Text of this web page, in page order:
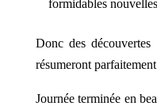
formidables
Donc des
résumeront
Journée terminée en